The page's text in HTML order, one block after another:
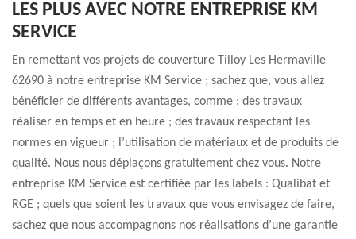
LES PLUS AVEC NOTRE ENTREPRISE KM
SERVICE
En remettant vos projets de couverture Tilloy Les Hermaville
62690 à notre entreprise KM Service ; sachez que, vous allez
bénéficier de différents avantages, comme : des travaux
réaliser en temps et en heure ; des travaux respectant les
normes en vigueur ; l’utilisation de matériaux et de produits de
qualité. Nous nous déplaçons gratuitement chez vous. Notre
entreprise KM Service est certifiée par les labels : Qualibat et
RGE ; quels que soient les travaux que vous envisagez de faire,
sachez que nous accompagnons nos réalisations d’une garantie